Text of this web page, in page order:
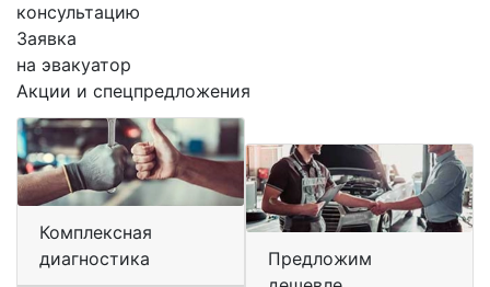
консультацию
Заявка
на эвакуатор
Акции и спецпредложения
Комплексная
диагностика
Предложим